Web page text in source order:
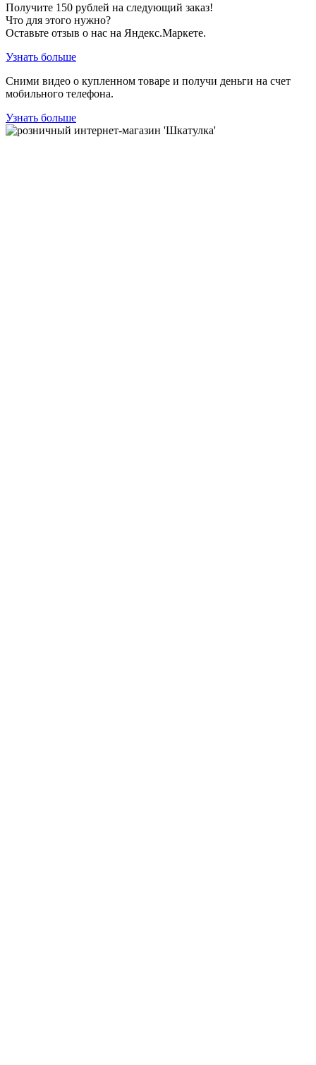
Получите 150 рублей на следующий заказ!
Что для этого нужно?
Оставьте отзыв о нас на Яндекс.Маркете.
Узнать больше
Сними видео о купленном товаре и получи деньги на счет
мобильного телефона.
Узнать больше